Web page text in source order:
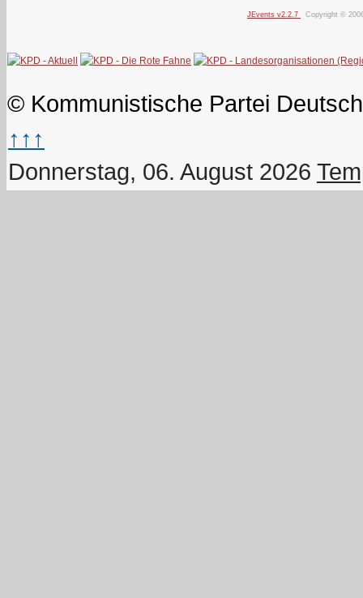
JEvents v2.2.7 Copyright ©
© Kommunistische Partei
↑↑↑
Donnerstag, 06. August 2026